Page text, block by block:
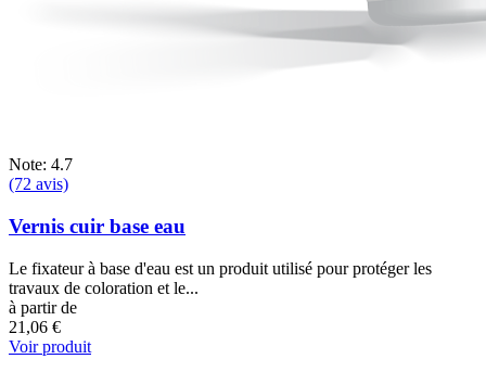
Note: 4.7
(72 avis)
Vernis cuir base eau
Le fixateur à base d'eau est un produit utilisé pour protéger les
travaux de coloration et le...
à partir de
21,06 €
Voir produit